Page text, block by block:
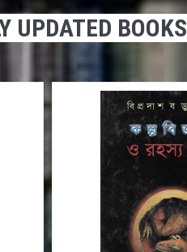
UPDATED BOOKS